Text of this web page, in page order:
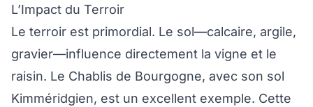
L’Impact du Terroir
Le terroir est primordial. Le sol—calcaire, argile,
gravier—influence directement la vigne et le
raisin. Le Chablis de Bourgogne, avec son sol
Kimméridgien, est un excellent exemple. Cette